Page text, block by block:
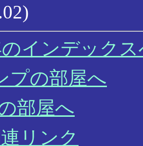
のインデック
プの部屋へ
部屋へ
リンク